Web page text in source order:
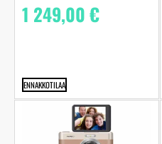
1 249,00€
ENNAKKOTILAA